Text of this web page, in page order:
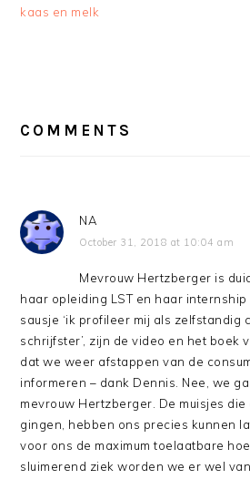
Post:
kaas en melk
INTERACTIONS
COMMENTS
NA
October 31, 2018 at 10:04 am
Mevrouw Hertzberger is
haar opleiding LST en haar internship
sausje ‘ik profileer mij als zelfstandig
schrijfster’, zijn de video en het boek
dat we weer afstappen van de
informeren – dank Dennis. Nee, we
mevrouw Hertzberger. De muisjes
gingen, hebben ons precies kunnen
voor ons de maximum toelaatbare
sluimerend ziek worden we er wel